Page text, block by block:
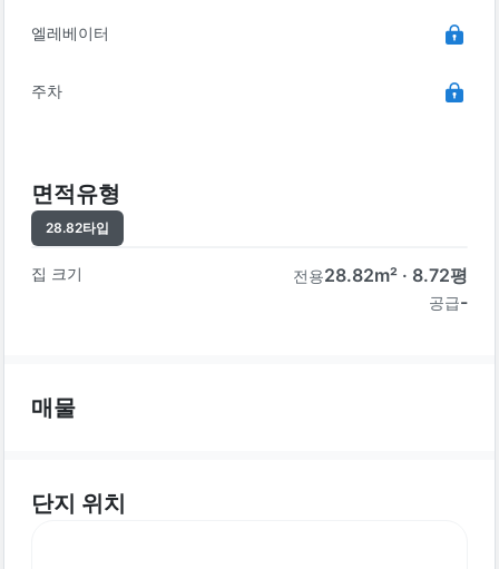
엘레베이터
주차
면적유형
28.82타입
집 크기 전용28.82m² · 8.72평
공급-
매물
단지 위치